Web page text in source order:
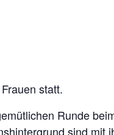
statt.
Runde
sind mit